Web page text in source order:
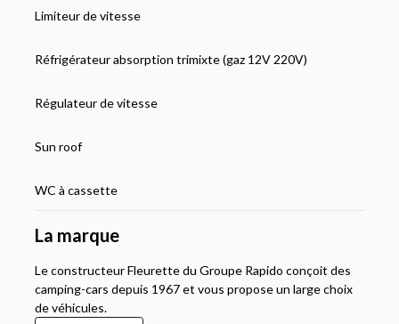
Limiteur de vitesse
Réfrigérateur absorption trimixte (gaz 12V 220V)
Régulateur de vitesse
Sun roof
WC à cassette
La marque
Le constructeur Fleurette du Groupe Rapido conçoit des
camping-cars depuis 1967 et vous propose un large choix
de véhicules.